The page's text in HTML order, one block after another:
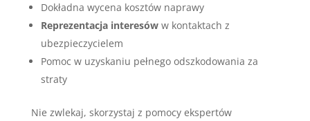
Dokładna wycena kosztów naprawy
Reprezentacja interesóww kontaktach z
ubezpieczycielem
Pomoc w uzyskaniu pełnego odszkodowania za
straty
Nie zwlekaj, skorzystaj z pomocy ekspertów